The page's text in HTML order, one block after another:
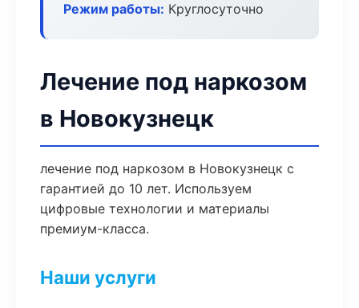
Режим работы: Круглосуточно
Лечение под наркозом
в Новокузнецк
лечение под наркозом в Новокузнецк с
гарантией до 10 лет. Используем
цифровые технологии и материалы
премиум-класса.
Наши услуги